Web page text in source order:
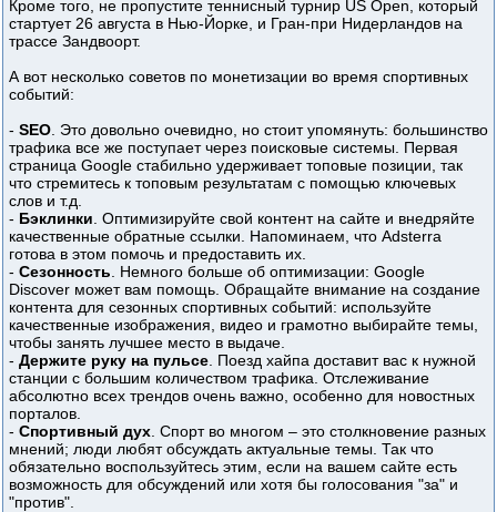
Кроме того, не пропустите теннисный турнир US Open, который
стартует 26 августа в Нью-Йорке, и Гран-при Нидерландов на
трассе Зандвоорт.
А вот несколько советов по монетизации во время спортивных
событий:
- SEO . Это довольно очевидно, но стоит упомянуть: большинство
трафика все же поступает через поисковые системы. Первая
страница Google стабильно удерживает топовые позиции, так
что стремитесь к топовым результатам с помощью ключевых
слов и т.д.
- Бэклинки . Оптимизируйте свой контент на сайте и внедряйте
качественные обратные ссылки. Напоминаем, что Adsterra
готова в этом помочь и предоставить их.
- Сезонность . Немного больше об оптимизации: Google
Discover может вам помощь. Обращайте внимание на создание
контента для сезонных спортивных событий: используйте
качественные изображения, видео и грамотно выбирайте темы,
чтобы занять лучшее место в выдаче.
- Держите руку на пульсе . Поезд хайпа доставит вас к нужной
станции с большим количеством трафика. Отслеживание
абсолютно всех трендов очень важно, особенно для новостных
порталов.
- Спортивный дух . Спорт во многом – это столкновение разных
мнений; люди любят обсуждать актуальные темы. Так что
обязательно воспользуйтесь этим, если на вашем сайте есть
возможность для обсуждений или хотя бы голосования "за" и
"против".